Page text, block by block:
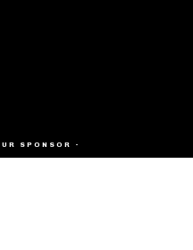
SPONSOR -